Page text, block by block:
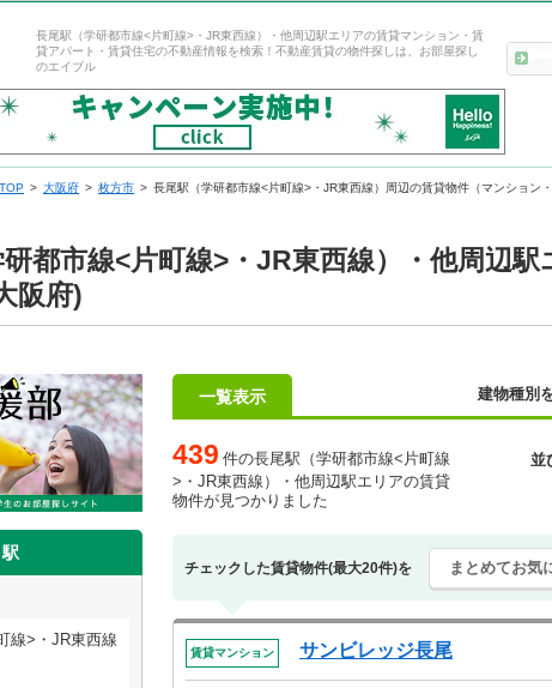
長尾駅（学研都市線<片町線>・JR東西線）・他周辺駅エリアの賃貸マンション・賃
貸アパート・賃貸住宅の不動産情報を検索！不動産賃貸の物件探しは、お部屋探し
のエイブル
大阪府 枚方市 長尾駅（学研都市線<片町線>・JR東西線）周辺の賃貸物件（マンション
都市線<片町線>・JR東西線）・他周辺
阪府)
線>・JR東西線
一覧表示 建物種別
439 件の長尾駅（学研都市線<片町線
>・JR東西線）・他周辺駅エリアの賃貸
物件が見つかりました
並
チェックした賃貸物件(最大20件)を まとめてお気
賃貸マンション サンビレッジ長尾